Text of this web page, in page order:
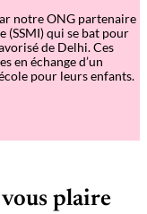
notre ONG partenaire
(SSMI) qui se bat pour
de Delhi. Ces
en échange d’un
pour leurs enfants.
plaire